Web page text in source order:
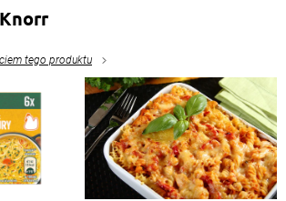
tego produktu